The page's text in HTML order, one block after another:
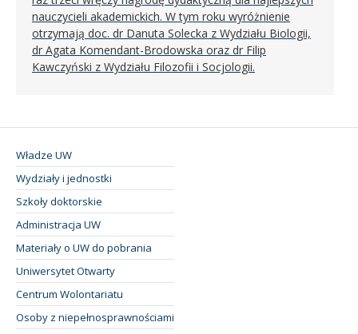
nauczycieli akademickich. W tym roku wyróżnienie
otrzymają doc. dr Danuta Solecka z Wydziału Biologii,
dr Agata Komendant-Brodowska oraz dr Filip
Kawczyński z Wydziału Filozofii i Socjologii.
Władze UW
Wydziały i jednostki
Szkoły doktorskie
Administracja UW
Materiały o UW do pobrania
Uniwersytet Otwarty
Centrum Wolontariatu
Osoby z niepełnosprawnościami